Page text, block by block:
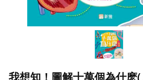
我想知！圖解十萬個為什麽(